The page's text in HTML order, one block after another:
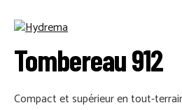
VENTE
RÉPARATION
Tombereau 912
Compact et supérieur en tout-